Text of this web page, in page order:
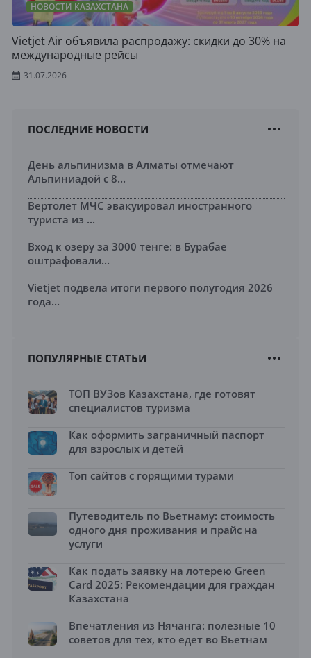
НОВОСТИ КАЗАХСТАНА
Vietjet Air объявила распродажу: скидки до 30% на
международные рейсы
31.07.2026
ПОСЛЕДНИЕ НОВОСТИ
День альпинизма в Алматы отмечают
Альпиниадой с 8...
Вертолет МЧС эвакуировал иностранного
туриста из ...
Вход к озеру за 3000 тенге: в Бурабае
оштрафовали...
Vietjet подвела итоги первого полугодия 2026
года...
ПОПУЛЯРНЫЕ СТАТЬИ
ТОП ВУЗов Казахстана, где готовят
специалистов туризма
Как оформить заграничный паспорт
для взрослых и детей
Топ сайтов с горящими турами
Путеводитель по Вьетнаму: стоимость
одного дня проживания и прайс на
услуги
Как подать заявку на лотерею Green
Card 2025: Рекомендации для граждан
Казахстана
Впечатления из Нячанга: полезные 10
советов для тех, кто едет во Вьетнам